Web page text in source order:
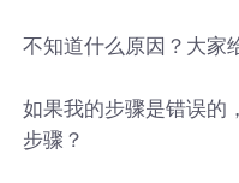
不知道什么原因？大家
如果我的步骤是错误的
步骤？